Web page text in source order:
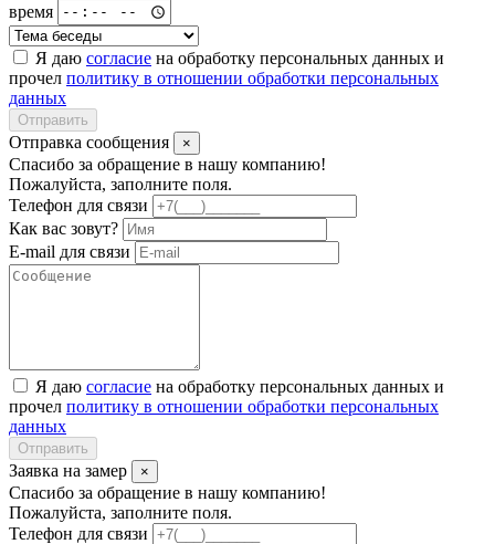
время
Я даю согласие на обработку персональных данных и
прочел политику в отношении обработки персональных
данных
Отправить
Отправка сообщения ×
Спасибо за обращение в нашу компанию!
Пожалуйста, заполните поля.
Телефон для связи
Как вас зовут?
E-mail для связи
Я даю согласие на обработку персональных данных и
прочел политику в отношении обработки персональных
данных
Отправить
Заявка на замер ×
Спасибо за обращение в нашу компанию!
Пожалуйста, заполните поля.
Телефон для связи